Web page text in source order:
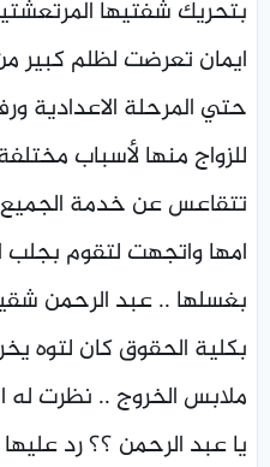
بتحريك شفتيها
ايمان تعرضت لظلم كبير
حتي المرحلة الاعدادية
للزواج منها لأسباب
تتقاعس عن خدمة
امها واتجهت لتقوم
بغسلها .. عبد الرحمن
بكلية الحقوق كان لتوه
ملابس الخروج .. نظرت له
يا عبد الرحمن ؟؟ رد